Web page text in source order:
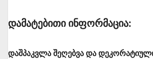
Დამატებითი Ინფორმაცია:
დაშპაკვლა შეღებვა და